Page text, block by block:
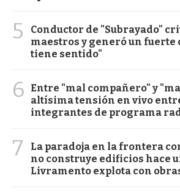
5
Conductor de "Subrayado"
maestros y generó un fuerte
tiene sentido"
6
Entre "mal compañero" y
altísima tensión en vivo
integrantes de programa
7
La paradoja en la frontera
no construye edificios hace
Livramento explota con